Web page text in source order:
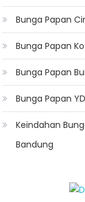
Bunga Papan
Bunga Papan
Bunga Papan
Bunga Papan
Keindahan
Bandung